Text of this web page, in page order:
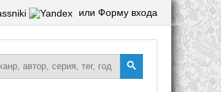
или Форму входа